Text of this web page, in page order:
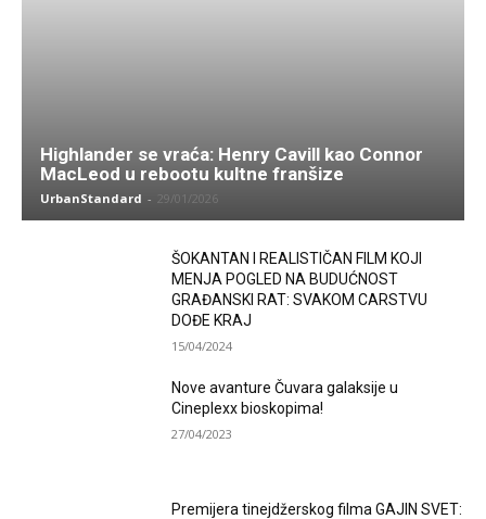
Highlander se vraća: Henry Cavill kao Connor
MacLeod u rebootu kultne franšize
UrbanStandard - 29/01/2026
ŠOKANTAN I REALISTIČAN FILM KOJI
MENJA POGLED NA BUDUĆNOST
GRAĐANSKI RAT: SVAKOM CARSTVU
DOĐE KRAJ
15/04/2024
Nove avanture Čuvara galaksije u
Cineplexx bioskopima!
27/04/2023
Premijera tinejdžerskog filma GAJIN SVET: